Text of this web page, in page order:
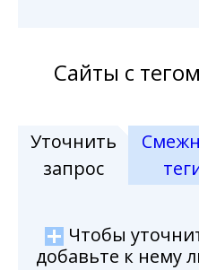
Сайты с тегом
Уточнить
запрос
Чтобы
добавьте к нему